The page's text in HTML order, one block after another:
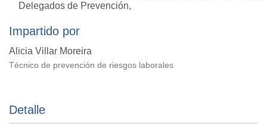
Delegados de Prevención,
Impartido por
Alicia Villar Moreira
Técnico de prevención de riesgos laborales
Detalle